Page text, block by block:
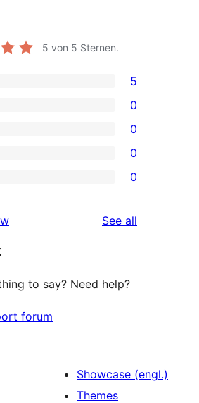
5 von 5 Sternen.
5
0
0
0
0
See all
to say? Need help?
forum
Showcase (engl.)
Themes